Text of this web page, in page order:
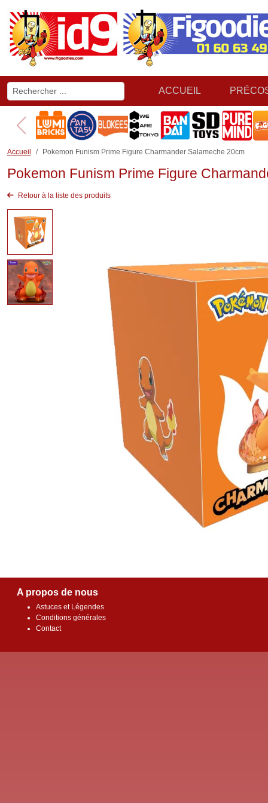
ACCUEIL
Accueil Pokemon Funism Prime Figure Charmander Salameche 20cm
Pokemon Funism Prime Figure
Retour à la liste des produits
A propos de nous
Astuces et Légendes
Conditions générales
Contact